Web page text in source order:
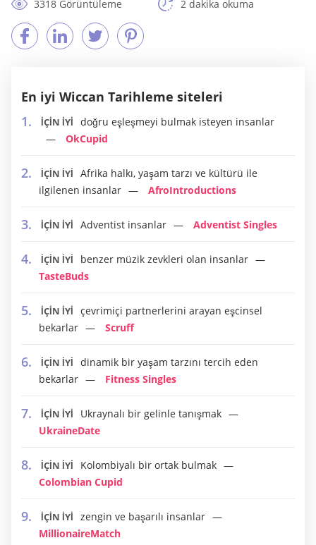
3318 Görüntüleme
2 dakika okuma
En iyi Wiccan Tarihleme siteleri
İÇİN İYİ
doğru eşleşmeyi bulmak isteyen insanlar
OkCupid
İÇİN İYİ
Afrika halkı, yaşam tarzı ve kültürü ile
ilgilenen insanlar
AfroIntroductions
İÇİN İYİ Adventist insanlar Adventist Singles
İÇİN İYİ
benzer müzik zevkleri olan insanlar
TasteBuds
İÇİN İYİ
çevrimiçi partnerlerini arayan eşcinsel
bekarlar
Scruff
İÇİN İYİ
dinamik bir yaşam tarzını tercih eden
bekarlar
Fitness Singles
İÇİN İYİ
Ukraynalı bir gelinle tanışmak
UkraineDate
İÇİN İYİ
Kolombiyalı bir ortak bulmak
Colombian Cupid
İÇİN İYİ
zengin ve başarılı insanlar
MillionaireMatch